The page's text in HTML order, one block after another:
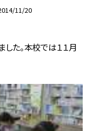
11/20
た。本校では１１月